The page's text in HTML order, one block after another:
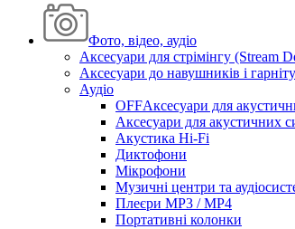
Фото, відео, аудіо
Аксесуари для стрімінгу (Stream
Аксесуари до навушників і
Аудіо
OFFАксесуари для
Аксесуари для акустичних
Акустика Hi-Fi
Диктофони
Мікрофони
Музичні центри та
Плеєри MP3 / MP4
Портативні колонки